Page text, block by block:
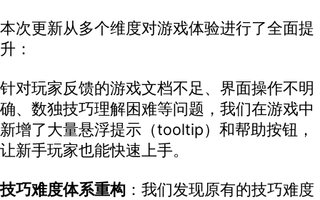
本次更新从多个维度对游戏体验进行了全面提
升：
针对玩家反馈的游戏文档不足、界面操作不明
确、数独技巧理解困难等问题，我们在游戏中
新增了大量悬浮提示（tooltip）和帮助按钮，
让新手玩家也能快速上手。
技巧难度体系重构 ：我们发现原有的技巧难度